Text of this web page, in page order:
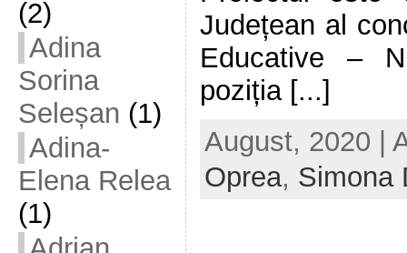
(2)
Adina
Sorina
Seleșan (1)
Adina-
Elena Relea
(1)
Județean al
Educative –
poziția [...]
August, 2020 |
Oprea, Simona